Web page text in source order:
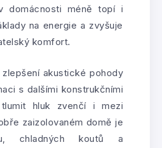
domácnosti méně topí i
na energie a zvyšuje
komfort.
zlepšení akustické pohody
s dalšími konstrukčními
hluk zvenčí i mezi
zaizolovaném domě je
chladných koutů a